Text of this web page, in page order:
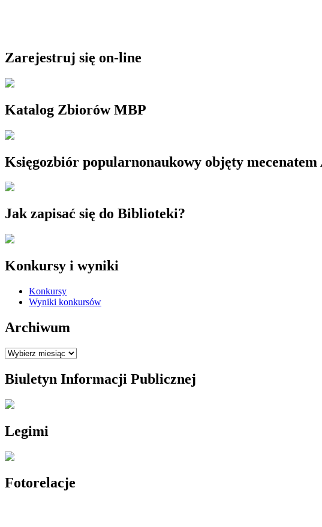
Zarejestruj się on-line
Katalog Zbiorów MBP
Księgozbiór popularnonaukowy objęty
Jak zapisać się do Biblioteki?
Konkursy i wyniki
Konkursy
Wyniki konkursów
Archiwum
Archiwum
Biuletyn Informacji Publicznej
Legimi
Fotorelacje